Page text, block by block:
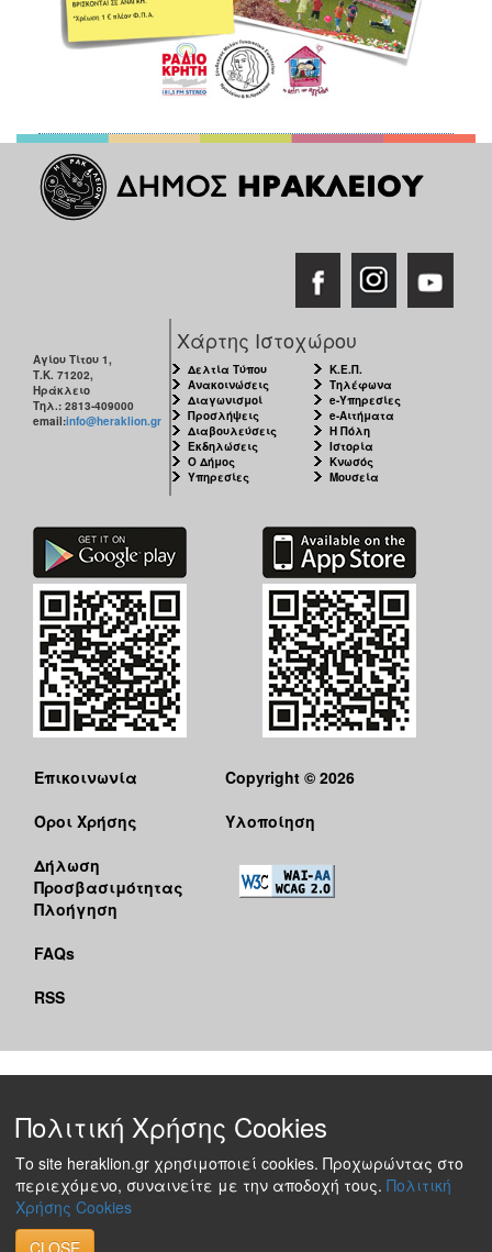
Αγίου Τίτου 1,
Τ.Κ. 71202,
Ηράκλειο
Τηλ.: 2813-409000
email:info@heraklion.gr
Χάρτης Ιστοχώρου
Δελτία Τύπου
Ανακοινώσεις
Διαγωνισμοί
Προσλήψεις
Διαβουλεύσεις
Εκδηλώσεις
Ο Δήμος
Υπηρεσίες
Κ.Ε.Π.
Τηλέφωνα
e-Υπηρεσίες
e-Αιτήματα
Η Πόλη
Ιστορία
Κνωσός
Μουσεία
Επικοινωνία
Όροι Χρήσης
Δήλωση
Προσβασιμότητας
Πλοήγηση
FAQs
RSS
Copyright © 2026
Υλοποίηση
Πολιτική Χρήσης Cookies
Το site heraklion.gr χρησιμοποιεί cookies. Προχωρώντας στο
περιεχόμενο, συναινείτε με την αποδοχή τους. Πολιτική
Χρήσης Cookies
CLOSE